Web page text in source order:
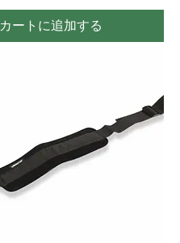
カートに追加する